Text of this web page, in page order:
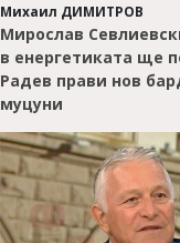
Михаил ДИМИТРОВ
Мирослав
в енергетиката ще
Радев прави нов
муцуни